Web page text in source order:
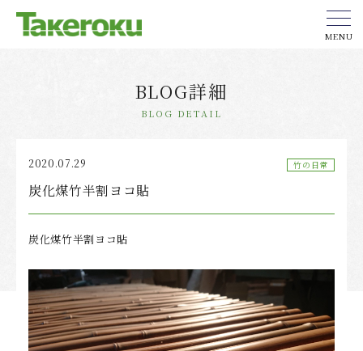
MENU
BLOG詳細
BLOG DETAIL
2020.07.29 竹の日常
炭化煤竹半割ヨコ貼
炭化煤竹半割ヨコ貼